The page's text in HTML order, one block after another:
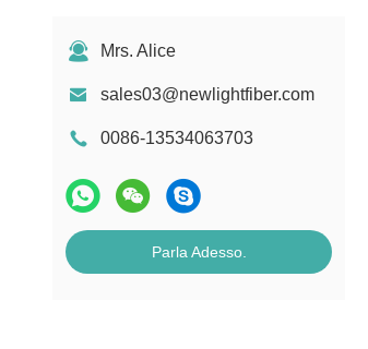
Drone a fibra ottica
Interruttore e presa
Mrs. Alice
sales03@newlightfiber.com
0086-13534063703
Parla Adesso.